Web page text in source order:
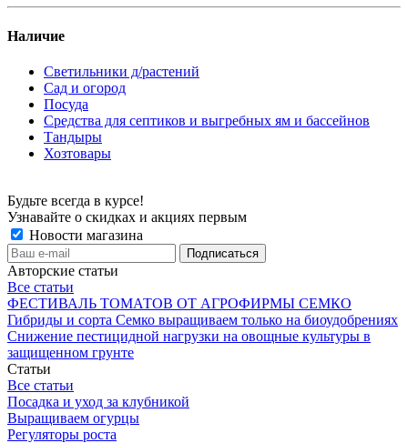
Наличие
Светильники д/растений
Сад и огород
Посуда
Средства для септиков и выгребных ям и бассейнов
Тандыры
Хозтовары
Будьте всегда в курсе!
Узнавайте о скидках и акциях первым
Новости магазина
Авторские статьи
Все статьи
ФЕСТИВАЛЬ ТОМАТОВ ОТ АГРОФИРМЫ СЕМКО
Гибриды и сорта Семко выращиваем только на биоудобрениях
Снижение пестицидной нагрузки на овощные культуры в
защищенном грунте
Статьи
Все статьи
Посадка и уход за клубникой
Выращиваем огурцы
Регуляторы роста